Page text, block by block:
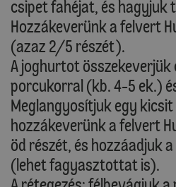
csipet fahéjat, és hagyjuk
Hozzákeverünk a felvert
(azaz 2/5 részét).
A joghurtot összekeverjük
porcukorral (kb. 4-5 ek.)
Meglangyosítjuk egy
hozzákeverünk a felvert
öd részét, és hozzáadjuk
(lehet fagyasztottat is).